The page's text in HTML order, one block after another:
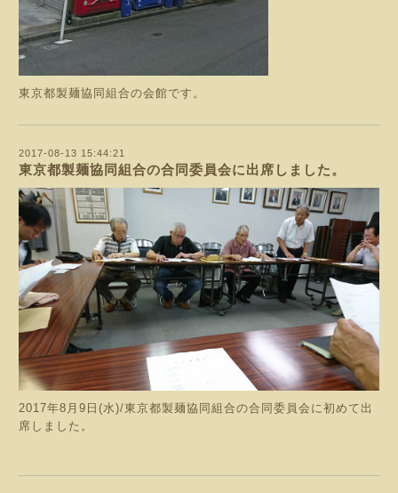
東京都製麺協同組合の会館です。
2017-08-13 15:44:21
東京都製麺協同組合の合同委員会に出席しました。
2017年8月9日(水)/東京都製麺協同組合の合同委員会に初めて出
席しました。